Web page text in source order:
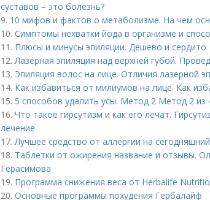
суставов – это болезнь?
9. 10 мифов и фактов о метаболизме. На чем
10. Симптомы нехватки йода в организме и
11. Плюсы и минусы эпиляции. Дешево и сердито
12.Лазерная эпиляция над верхней губой.
13. Эпиляция волос на лице. Отличия лазерной
14. Как избавиться от милиумов на лице. Как
15. 5 способов удалить усы. Метод 2 Метод 2 из
16. Что такое гирсутизм и как его лечат.
лечение
17.Лучшее средство от аллергии на
18. Таблетки от ожирения название и отзывы.
Герасимова
19. Программа снижения веса от Herbalife
20. Основные программы похудения Гербалайф